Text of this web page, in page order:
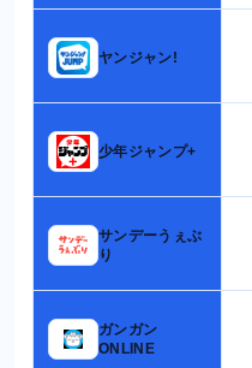
ヤンジャン!
少年ジャンプ+
サンデーうぇぶ
り
ガンガン
ONLINE